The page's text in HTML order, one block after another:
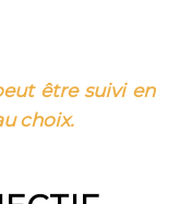
être suivi en
choix.